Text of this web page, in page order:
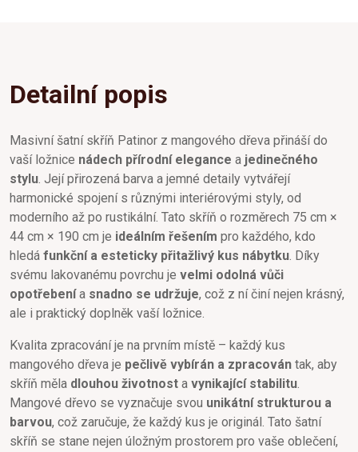
Detailní popis
Masivní šatní skříň Patinor z mangového dřeva přináší do
vaší ložnice nádech přírodní elegance a jedinečného
stylu . Její přirozená barva a jemné detaily vytvářejí
harmonické spojení s různými interiérovými styly, od
moderního až po rustikální. Tato skříň o rozměrech 75 cm ×
44 cm × 190 cm je ideálním řešením pro každého, kdo
hledá funkční a esteticky přitažlivý kus nábytku . Díky
svému lakovanému povrchu je velmi odolná vůči
opotřebenía snadno se udržuje, což z ní činí nejen krásný,
ale i praktický doplněk vaší ložnice.
Kvalita zpracování je na prvním místě – každý kus
mangového dřeva je pečlivě vybírán a zpracován tak, aby
skříň měla dlouhou životnost a vynikající stabilitu
Mangové dřevo se vyznačuje svou unikátní strukturou a
barvou, což zaručuje, že každý kus je originál. Tato šatní
skříň se stane nejen úložným prostorem pro vaše oblečení,